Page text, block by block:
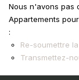
Budget max
Nous n'avons pas
Appartements
:
Re-soumettre
Transmettez-